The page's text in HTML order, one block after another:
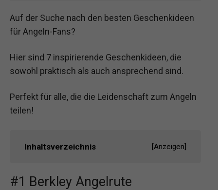
Auf der Suche nach den besten Geschenkideen
für Angeln-Fans?
Hier sind 7 inspirierende Geschenkideen, die
sowohl praktisch als auch ansprechend sind.
Perfekt für alle, die die Leidenschaft zum Angeln
teilen!
Inhaltsverzeichnis [Anzeigen]
#1 Berkley Angelrute